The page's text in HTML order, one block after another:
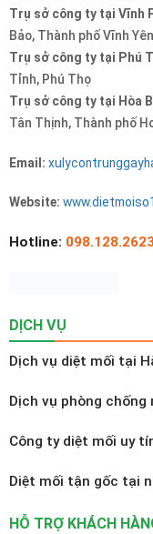
Trụ sở công ty tại Vĩnh
Bảo, Thành phố Vĩnh
Trụ sở công ty tại Phú
Tỉnh, Phú Thọ
Trụ sở công ty tại Hòa
Tân Thịnh, Thành phố
Email:
Website:
Hotline:
DỊCH VỤ
Dịch vụ diệt mối tại
Dịch vụ phòng chống
Công ty diệt mối uy
Diệt mối tận gốc tại
HỖ TRỢ KHÁCH